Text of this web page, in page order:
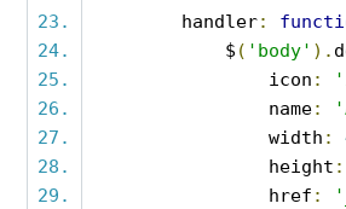
        handler
:
            $
( 'body' ).
                icon
:
                name
:
                width
:
                height
:
                href
: